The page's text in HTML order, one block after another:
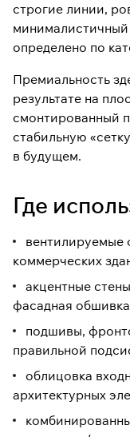
Что важно
учесть при
выборе
Размер:20×120 мм
ширина).
(выбирается в
(доступны варианты
Прима / Экстра
заранее продумайте
вентиляционный зазор
примыканий.
Смотрите также:
решения,все
планкена
покрытия для фасада.
строгие линии,
определено по
Премиальность
результате на
смонтированный
стабильную
в будущем.
Где
вентилируемые
коммерческих
акцентные
фасадная
подшивы,
правильной
облицовка
архитектурных